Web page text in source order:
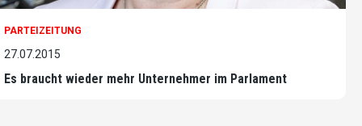
PARTEIZEITUNG
27.07.2015
Es braucht wieder mehr Unternehmer im Parlament